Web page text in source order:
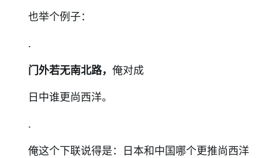
也举个例子：
.
门外若无南北路， 俺对成
日中谁更尚西洋。
.
俺这个下联说得是：日本和中国哪个更推尚西洋